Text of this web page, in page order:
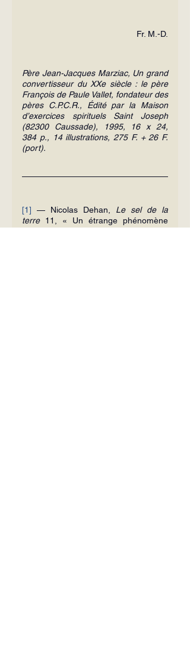
Fr. M.-D.
Père Jean-Jacques Marziac, Un grand
convertisseur du XXe siècle : le père
François de Paule Vallet, fondateur des
pères C.P.C.R., Édité par la Maison
d’exercices spirituels Saint Joseph
(82300 Caussade), 1995, 16 x 24,
384 p., 14 illustrations, 275 F. + 26 F.
(port).
[1] — Nicolas Dehan, Le sel de la
terre 11, « Un étrange phénomène